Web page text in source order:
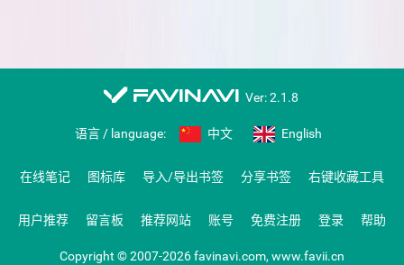
favinavi Ver: 2.1.8
语言 / language: 中文 English
在线笔记 图标库 导入/导出书签 分享书签 右键收藏工具
用户推荐 留言板 推荐网站 账号 免费注册 登录 帮助
Copyright © 2007-2026 favinavi.com, www.favii.cn